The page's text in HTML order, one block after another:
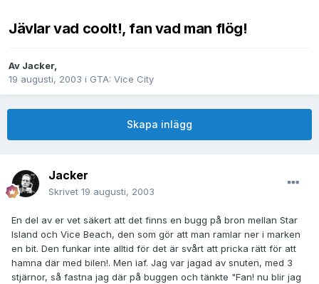
Jävlar vad coolt!, fan vad man flög!
Av Jacker,
19 augusti, 2003 i GTA: Vice City
Skapa inlägg
Jacker
Skrivet 19 augusti, 2003
En del av er vet säkert att det finns en bugg på bron mellan Star
Island och Vice Beach, den som gör att man ramlar ner i marken
en bit. Den funkar inte alltid för det är svårt att pricka rätt för att
hamna där med bilen!. Men iaf. Jag var jagad av snuten, med 3
stjärnor, så fastna jag där på buggen och tänkte "Fan! nu blir jag